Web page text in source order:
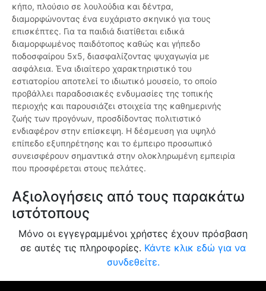
κήπο, πλούσιο σε λουλούδια και δέντρα,
διαμορφώνοντας ένα ευχάριστο σκηνικό για τους
επισκέπτες. Για τα παιδιά διατίθεται ειδικά
διαμορφωμένος παιδότοπος καθώς και γήπεδο
ποδοσφαίρου 5x5, διασφαλίζοντας ψυχαγωγία με
ασφάλεια. Ένα ιδιαίτερο χαρακτηριστικό του
εστιατορίου αποτελεί το ιδιωτικό μουσείο, το οποίο
προβάλλει παραδοσιακές ενδυμασίες της τοπικής
περιοχής και παρουσιάζει στοιχεία της καθημερινής
ζωής των προγόνων, προσδίδοντας πολιτιστικό
ενδιαφέρον στην επίσκεψη. Η δέσμευση για υψηλό
επίπεδο εξυπηρέτησης και το έμπειρο προσωπικό
συνεισφέρουν σημαντικά στην ολοκληρωμένη εμπειρία
που προσφέρεται στους πελάτες.
Αξιολογήσεις από τους παρακάτω
ιστότοπους
Μόνο οι εγγεγραμμένοι χρήστες έχουν πρόσβαση
σε αυτές τις πληροφορίες. Κάντε κλικ εδώ για να
συνδεθείτε.